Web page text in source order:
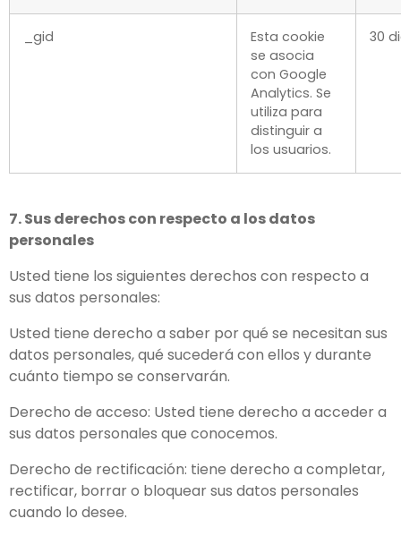
_gid
Esta cookie
se asocia
con Google
Analytics. Se
utiliza para
distinguir a
los usuarios.
30
7. Sus derechos con respecto a los datos
personales
Usted tiene los siguientes derechos con respecto a
sus datos personales:
Usted tiene derecho a saber por qué se necesitan sus
datos personales, qué sucederá con ellos y durante
cuánto tiempo se conservarán.
Derecho de acceso: Usted tiene derecho a acceder a
sus datos personales que conocemos.
Derecho de rectificación: tiene derecho a completar,
rectificar, borrar o bloquear sus datos personales
cuando lo desee.